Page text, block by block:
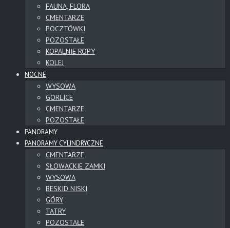
FAUNA, FLORA
CMENTARZE
POCZTÓWKI
POZOSTAŁE
KOPALNIE ROPY
KOLEJ
NOCNE
WYSOWA
GORLICE
CMENTARZE
POZOSTAŁE
PANORAMY
PANORAMY CYLINDRYCZNE
CMENTARZE
SŁOWACKIE ZAMKI
WYSOWA
BESKID NISKI
GÓRY
TATRY
POZOSTAŁE